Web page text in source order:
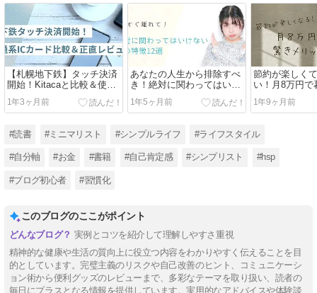
【札幌地下鉄】タッチ決済
開始！Kitacaと比較＆使っ
てみた正直レビュー
1年3ヶ月前
あなたの人生から排除すべ
き！絶対に関わってはいけ
ない人たち12選
1年5ヶ月前
節約が楽しく
い！月8万円で
のメリット7選
1年9ヶ月前
#読書 #ミニマリスト #シンプルライフ #ライフスタイル
#自分軸 #お金 #書籍 #自己肯定感 #シンプリスト #hsp
#ブログ初心者 #習慣化
このブログのここがポイント
実例とコツを紹介して理解しやすさ重視
精神的な健康や生活の質向上に役立つ内容をわかりやすく伝えることを目
的としています。完璧主義のリスクや自己改善のヒント、コミュニケーシ
ョン術から便利グッズのレビューまで、多彩なテーマを取り扱い、読者の
毎日にプラスとなる情報を提供しています。実用的なアドバイスや体験談